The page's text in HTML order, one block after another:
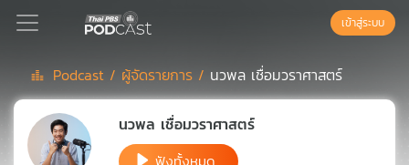
Podcast
เข้าสู่ระบบ
Podcast / ผู้จัดรายการ / นวพล เชื่อมวราศาสตร์
นวพล เชื่อมวราศาสตร์